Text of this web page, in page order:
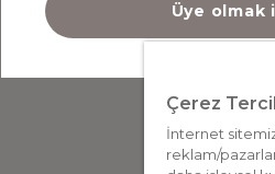
Üye olmak
Ticari
Çerez
İnternet
reklam/